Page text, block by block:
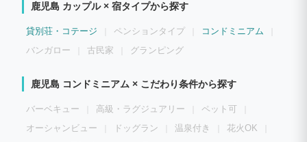
鹿児島 カップル × 宿タイプから探す
貸別荘・コテージ ペンションタイプ
コンドミニアム
バンガロー
古民家 グランピング
鹿児島 コンドミニアム × こだわり条件から探す
バーベキュー 高級・ラグジュアリー
ペット可
オーシャンビュー
ドッグラン 温泉付き
花火OK